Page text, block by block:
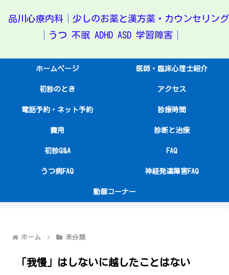
品川心療内科│少しのお薬と漢方薬・カウンセリング
│うつ 不眠 ADHD ASD 学習障害│
ホームページ 医師・臨床心理士紹介
初診のとき アクセス
電話予約・ネット予約 診療時間
費用 診断と治療
初診Q&A FAQ
うつ病FAQ 神経発達障害FAQ
動画コーナー
ホーム 未分類
「我慢」はしないに越したことはない